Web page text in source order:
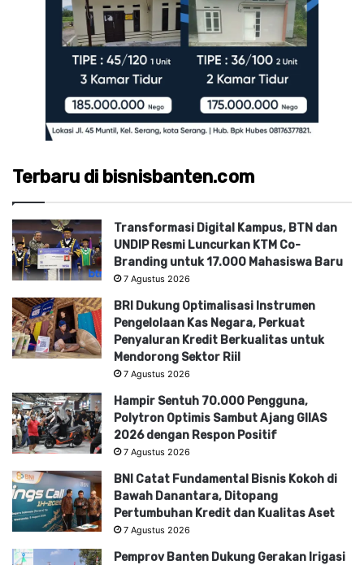
Terbaru di bisnisbanten.com
Transformasi Digital Kampus, BTN dan
UNDIP Resmi Luncurkan KTM Co-
Branding untuk 17.000 Mahasiswa Baru
7 Agustus 2026
BRI Dukung Optimalisasi Instrumen
Pengelolaan Kas Negara, Perkuat
Penyaluran Kredit Berkualitas untuk
Mendorong Sektor Riil
7 Agustus 2026
Hampir Sentuh 70.000 Pengguna,
Polytron Optimis Sambut Ajang GIIAS
2026 dengan Respon Positif
7 Agustus 2026
BNI Catat Fundamental Bisnis Kokoh di
Bawah Danantara, Ditopang
Pertumbuhan Kredit dan Kualitas Aset
7 Agustus 2026
Pemprov Banten Dukung Gerakan Irigasi